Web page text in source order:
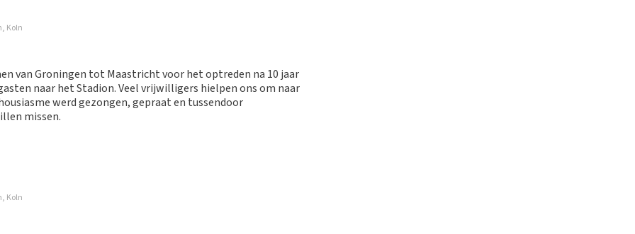
op de telefoon te krijgen
Voor de rest alles duidelijk
Koln
van Groningen tot Maastricht voor het optreden na 10 jaar
naar het Stadion. Veel vrijwilligers hielpen ons om naar
werd gezongen, gepraat en tussendoor
missen.
Dit gaf innerlijke rust. Bedankt
Koln